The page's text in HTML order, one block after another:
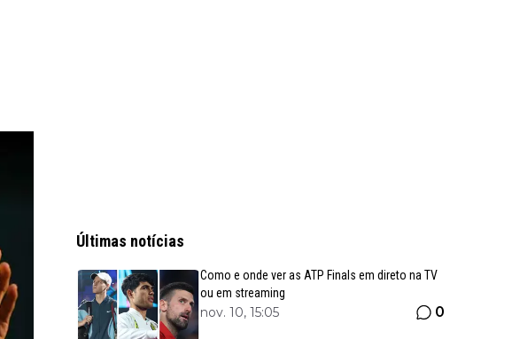
Últimas notícias
Como e onde ver as ATP Finals em direto na TV
ou em streaming
nov. 10, 15:05 0